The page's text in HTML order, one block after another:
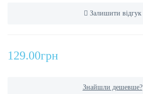
Залишити відгук
129.00грн
Знайшли дешевше?